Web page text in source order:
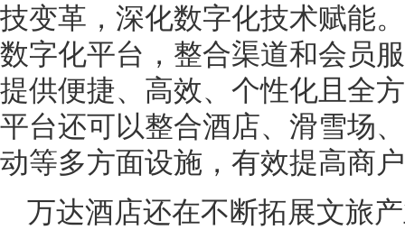
技变革，深化数字化技术赋能
数字化平台，整合渠道和会员
提供便捷、高效、个性化且全
平台还可以整合酒店、滑雪场
动等多方面设施，有效提高商
万达酒店还在不断拓展文旅